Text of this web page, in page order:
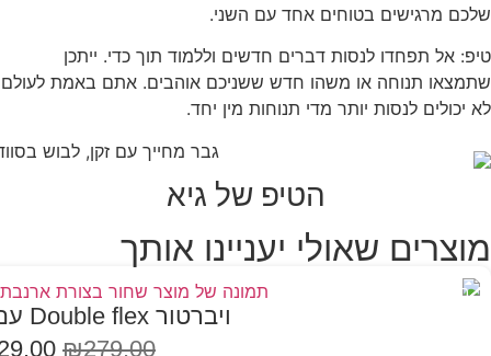
שלכם מרגישים בטוחים אחד עם השני.
טיפ: אל תפחדו לנסות דברים חדשים וללמוד תוך כדי. ייתכן
שתמצאו תנוחה או משהו חדש ששניכם אוהבים. אתם באמת לעולם
לא יכולים לנסות יותר מדי תנוחות מין יחד.
הטיפ של גיא
מוצרים שאולי יעניינו אותך
במבצע
ויברטור Double flex עם אפליקציה
₪279.00